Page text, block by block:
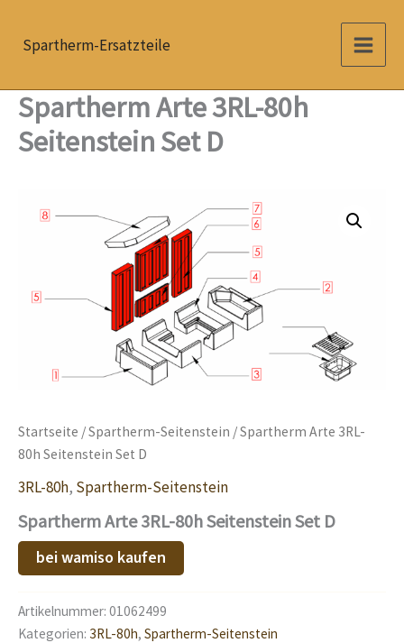
InhaltSpartherm-Ersatzteile
Spartherm Arte 3RL-80h
Seitenstein Set D
Startseite /Spartherm-Seitenstein / Spartherm Arte 3RL-
80h Seitenstein Set D
3RL-80h, Spartherm-Seitenstein
Spartherm Arte 3RL-80h Seitenstein Set D
bei wamiso kaufen
Artikelnummer: 01062499
Kategorien: 3RL-80h, Spartherm-Seitenstein